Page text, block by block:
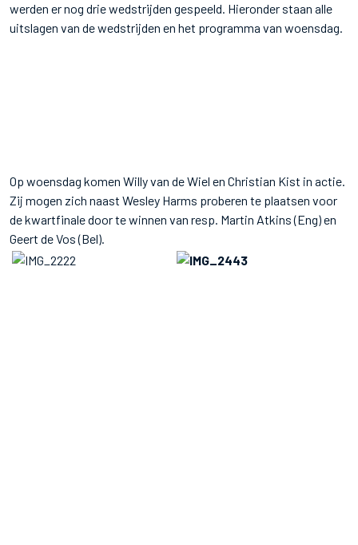
werden er nog drie wedstrijden gespeeld. Hieronder staan alle
uitslagen van de wedstrijden en het programma van woensdag.
Op woensdag komen Willy van de Wiel en Christian Kist in actie.
Zij mogen zich naast Wesley Harms proberen te plaatsen voor
de kwartfinale door te winnen van resp. Martin Atkins (Eng) en
Geert de Vos (Bel).